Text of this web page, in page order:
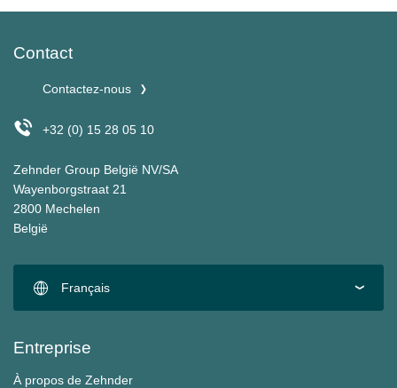
Contact
Contactez-nous
+32 (0) 15 28 05 10
Zehnder Group België NV/SA
Wayenborgstraat 21
2800 Mechelen
België
Français
Entreprise
À propos de Zehnder